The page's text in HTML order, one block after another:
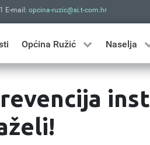
E-mail: opcina-ruzic@si.t-com.hr
Općina Ružić Naselja